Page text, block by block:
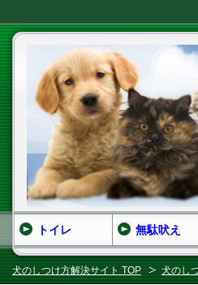
犬のしつけ方解決サイト TOP 犬のし
トイレ 無駄吠え